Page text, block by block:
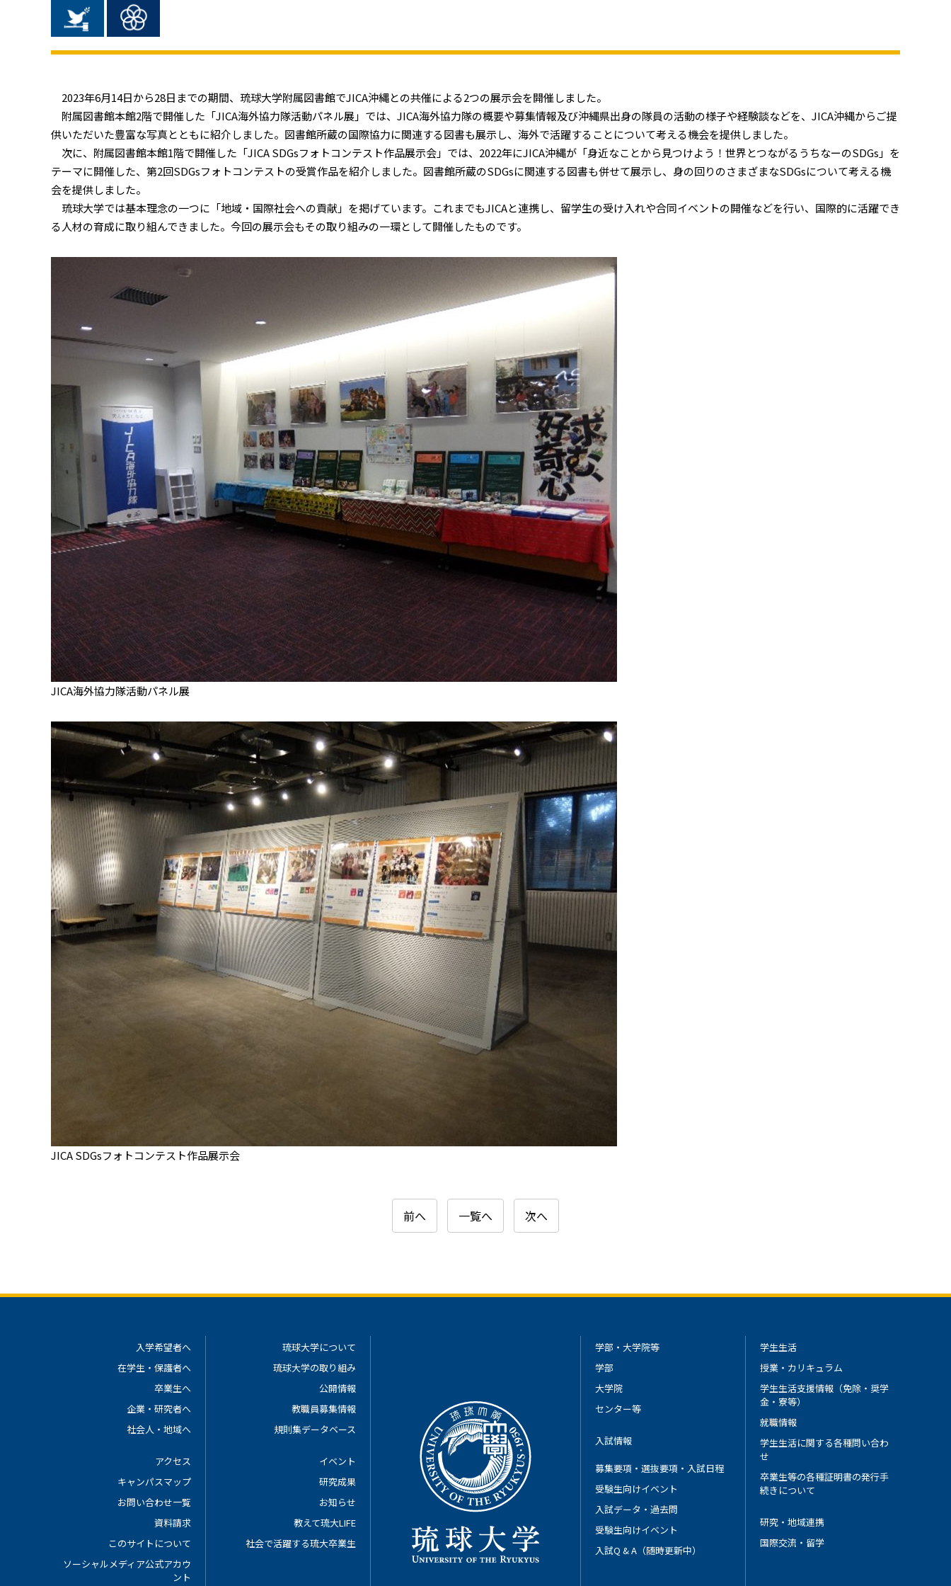
2023年6月14日から28日までの期間、琉球大学附属図書館でJICA沖縄との共催による2つの展示会を開催しました。
附属図書館本館2階で開催した「JICA海外協力隊活動パネル展」では、JICA海外協力隊の概要や募集情報及び沖縄県出身の隊員の活動の様子や経験談などを、JICA沖縄からご提
供いただいた豊富な写真とともに紹介しました。図書館所蔵の国際協力に関連する図書も展示し、海外で活躍することについて考える機会を提供しました。
次に、附属図書館本館1階で開催した「JICA SDGsフォトコンテスト作品展示会」では、2022年にJICA沖縄が「身近なことから見つけよう！世界とつながるうちなーのSDGs」を
テーマに開催した、第2回SDGsフォトコンテストの受賞作品を紹介しました。図書館所蔵のSDGsに関連する図書も併せて展示し、身の回りのさまざまなSDGsについて考える機
会を提供しました。
琉球大学では基本理念の一つに「地域・国際社会への貢献」を掲げています。これまでもJICAと連携し、留学生の受け入れや合同イベントの開催などを行い、国際的に活躍でき
る人材の育成に取り組んできました。今回の展示会もその取り組みの一環として開催したものです。
JICA海外協力隊活動パネル展
JICA SDGsフォトコンテスト作品展示会
前へ 一覧へ 次へ
入学希望者へ
在学生・保護者へ
卒業生へ
企業・研究者へ
社会人・地域へ
アクセス
キャンパスマップ
お問い合わせ一覧
資料請求
このサイトについて
ソーシャルメディア公式アカウ
ント
琉球大学について
琉球大学の取り組み
公開情報
教職員募集情報
規則集データベース
イベント
研究成果
お知らせ
教えて琉大LIFE
社会で活躍する琉大卒業生
学部・大学院等
学部
大学院
センター等
入試情報
募集要項・選抜要項・入試日程
受験生向けイベント
入試データ・過去問
受験生向けイベント
入試Q & A（随時更新中）
学生生活
授業・カリキュラム
学生生活支援情報（免除・奨学
金・寮等）
就職情報
学生生活に関する各種問い合わ
せ
卒業生等の各種証明書の発行手
続きについて
研究・地域連携
国際交流・留学